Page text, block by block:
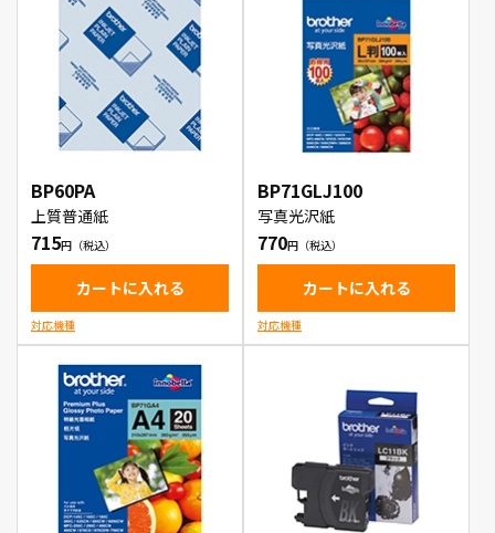
BP60PA
上質普通紙
715
カートに入れる
対応機種
BP71GLJ100
写真光沢紙
770
カートに入れる
対応機種